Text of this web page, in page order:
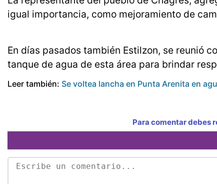
igual importancia, como mejoramiento de
En días pasados también Estilzon, se reunió
tanque de agua de esta área para brindar
Leer también: Se voltea lancha en Punta Arenita en
Para comentar debes